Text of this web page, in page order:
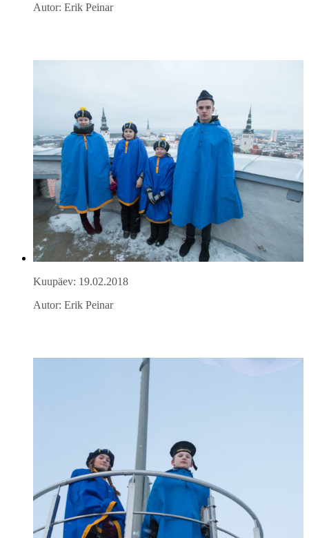
Autor: Erik Peinar
Kuupäev: 19.02.2018
Autor: Erik Peinar